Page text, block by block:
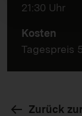
21:30 Uhr
Kosten
Tagespreis
Zurück